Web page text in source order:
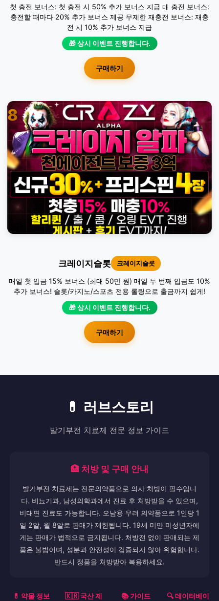
첫 충전 보너스: 첫 충전 시 50% 추가 보너스 지급 매 충전 보너스:
충전할 때마다 20% 추가 보너스 제공 무제한 재충전 보너스: 재충
전 시 10% 추가 보너스 지급
🎁 상시 이벤트 진행합니다.
구매하기
8
크레이지슬롯 크레이지슬롯
매일 첫 입금 15% 보너스 (최대 50만 원) 매일 두 번째 입금도 10%
추가 보너스! 슬롯/카지노/스포츠 전용 롤링으로 출금까지 쉽게!
🎁 상시 이벤트 진행합니다.
구매하기
💊 러브스토리
발기부전 치료제 전문 정보 가이드
🏥 처방 및 구매 안내
발기부전 치료제는 전문의약품으로 의사 처방이 필수입니
다. 비뇨기과, 남성의학과에서 진료 후 처방받을 수 있으며,
비대면 진료도 가능합니다. 오남용 우려 의약품으로 1인당 1
일 2알, 월 8알로 판매가 제한됩니다. 19세 미만 미성년자에
게는 판매가 법적으로 금지됩니다. 처방전 없이 판매되는 제
품은 불법이며, 성분과 안전성이 검증되지 않아 위험합니다.
반드시 정품을 처방받아 복용하세요.
💊 약물 정보
🇰🇷 국산 제
📚 가이드
🔍 데이터베이